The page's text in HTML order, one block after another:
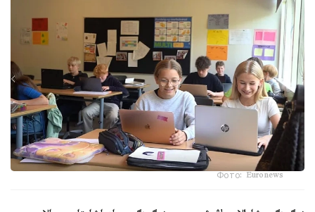
Фото: Euronews